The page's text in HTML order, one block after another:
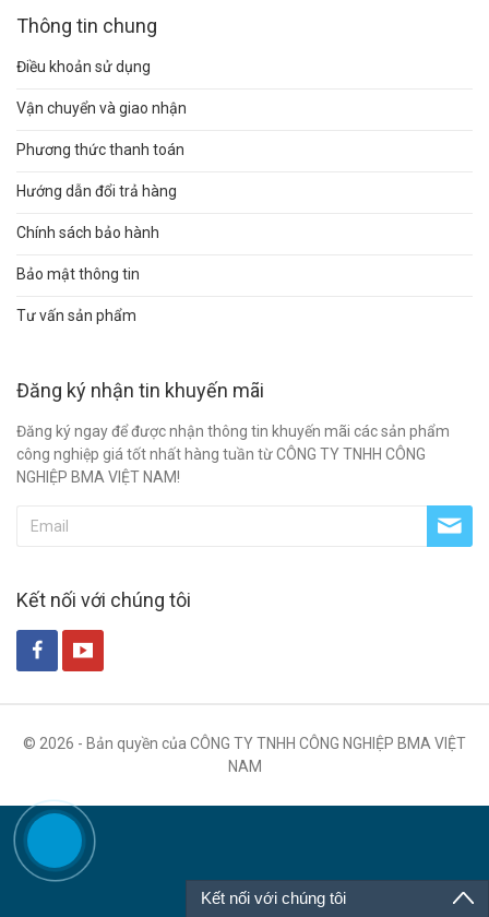
Thông tin chung
Điều khoản sử dụng
Vận chuyển và giao nhận
Phương thức thanh toán
Hướng dẫn đổi trả hàng
Chính sách bảo hành
Bảo mật thông tin
Tư vấn sản phẩm
Đăng ký nhận tin khuyến mãi
Đăng ký ngay để được nhận thông tin khuyến mãi các sản phẩm
công nghiệp giá tốt nhất hàng tuần từ CÔNG TY TNHH CÔNG
NGHIỆP BMA VIỆT NAM!
Kết nối với chúng tôi
© 2026 - Bản quyền của CÔNG TY TNHH CÔNG NGHIỆP BMA VIỆT
NAM
Kết nối với chúng tôi